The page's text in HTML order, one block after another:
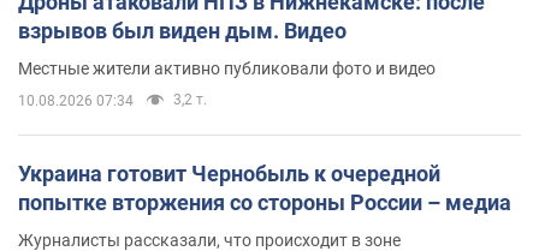
взрывов был виден дым. Видео
Местные жители активно публиковали фото и видео
10.08.2026 07:34 3,2 т.
Украина готовит Чернобыль к очередной
попытке вторжения со стороны России – медиа
Журналисты рассказали, что происходит в зоне